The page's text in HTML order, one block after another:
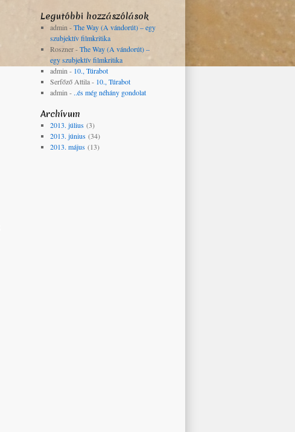
Legutóbbi hozzászólások
admin -The Way (A vándorút) – egy
szubjektív filmkritika
Roszner-The Way (A vándorút) –
egy szubjektív filmkritika
admin - 10., Túrabot
Serfőző Attila- 10., Túrabot
admin - ..és még néhány gondolat
Archívum
2013. július(3)
2013. június(34)
2013. május(13)